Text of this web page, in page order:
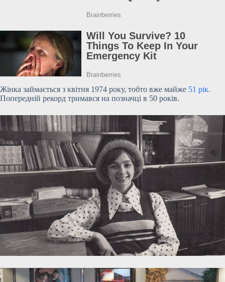
Жінка займається з квітня 1974 року, тобто вже майже 51 рік.
Попередній рекорд тримався на позначці в 50 років.